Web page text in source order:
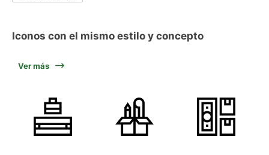
Iconos con el mismo estilo y concepto
Ver más